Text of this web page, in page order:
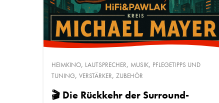
HEIMKINO, LAUTSPRECHER, MUSIK, PFLEGETIPPS UND
TUNING, VERSTÄRKER, ZUBEHÖR
🎬 Die Rückkehr der Surround-